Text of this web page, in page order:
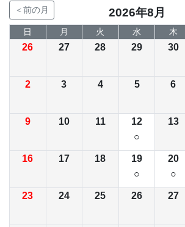
＜前の月 2026年8月
日 月 火 水 木
26 27 28 29 30
2 3 4 5 6
9 10 11
12
○
13
16 17 18
19
○
20
○
23 24 25 26 27